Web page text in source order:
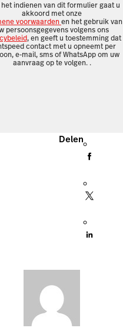
het indienen van dit formulier gaat u
akkoord met onze
voorwaardenen het gebruik van
persoonsgegevens volgens ons
, en geeft u toestemming dat
contact met u opneemt per
e-mail, sms of WhatsApp om uw
aanvraag op te volgen. .
Delen